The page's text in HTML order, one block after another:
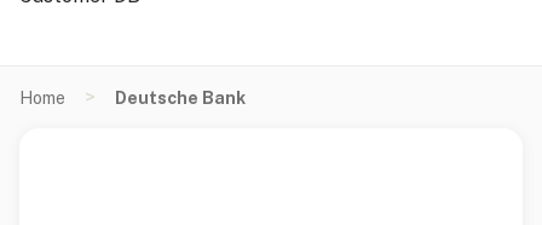
Home > Deutsche Bank